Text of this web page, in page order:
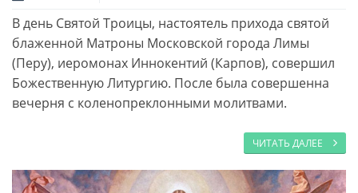
В день Святой Троицы, настоятель прихода святой
блаженной Матроны Московской города Лимы
(Перу), иеромонах Иннокентий (Карпов), совершил
Божественную Литургию. После была совершенна
вечерня с коленопреклонными молитвами.
ЧИТАТЬ ДАЛЕЕ